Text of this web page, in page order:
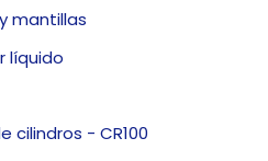
mantillas
líquido
cilindros - CR100